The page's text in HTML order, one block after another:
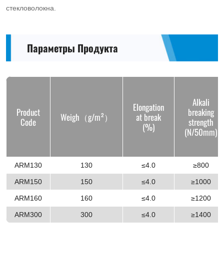
стекловолокна.
Параметры Продукта
Product
Code Weigh（g/m²）
Elongation
at break
(%)
Alkali
breaking
strength
(N/50mm)
ARM130 130 ≤4.0 ≥800
ARM150 150 ≤4.0 ≥1000
ARM160 160 ≤4.0 ≥1200
ARM300 300 ≤4.0 ≥1400